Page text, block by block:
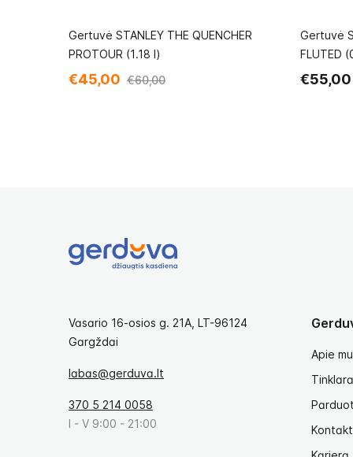
Gertuvė STANLEY THE QUENCHER
PROTOUR (1.18 l)
€45,00 €60,00
Gertuvė
FLUTED
€55,00
Vasario 16-osios g. 21A, LT-96124
Gargždai
labas@gerduva.lt
370 5 214 0058
I - V 9:00 - 21:00
Apie